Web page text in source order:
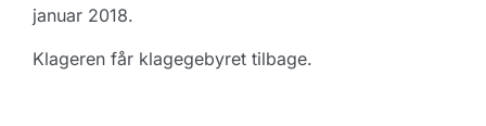
januar 2018.
Klageren får klagegebyret tilbage.